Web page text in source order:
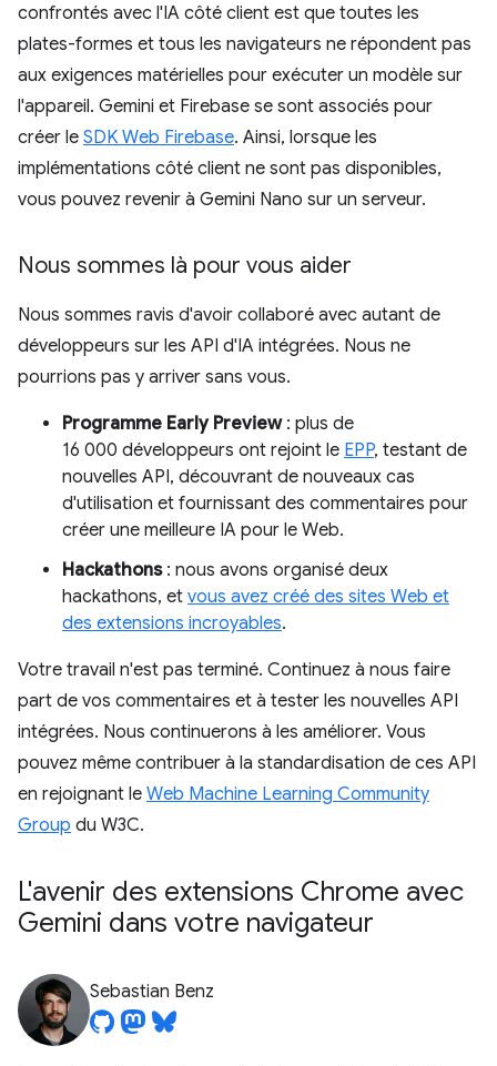
confrontés avec l'IA côté client est que toutes les
plates-formes et tous les navigateurs ne répondent pas
aux exigences matérielles pour exécuter un modèle sur
l'appareil. Gemini et Firebase se sont associés pour
créer le SDK Web Firebase. Ainsi, lorsque les
implémentations côté client ne sont pas disponibles,
vous pouvez revenir à Gemini Nano sur un serveur.
Nous sommes là pour vous aider
Nous sommes ravis d'avoir collaboré avec autant de
développeurs sur les API d'IA intégrées. Nous ne
pourrions pas y arriver sans vous.
Programme Early Preview: plus de
16 000 développeurs ont rejoint le EPP, testant de
nouvelles API, découvrant de nouveaux cas
d'utilisation et fournissant des commentaires pour
créer une meilleure IA pour le Web.
Hackathons: nous avons organisé deux
hackathons, et vous avez créé des sites Web et
des extensions incroyables.
Votre travail n'est pas terminé. Continuez à nous faire
part de vos commentaires et à tester les nouvelles API
intégrées. Nous continuerons à les améliorer. Vous
pouvez même contribuer à la standardisation de ces API
en rejoignant le Web Machine Learning Community
Group du W3C.
L'avenir des extensions Chrome avec
Gemini dans votre navigateur
Sebastian Benz